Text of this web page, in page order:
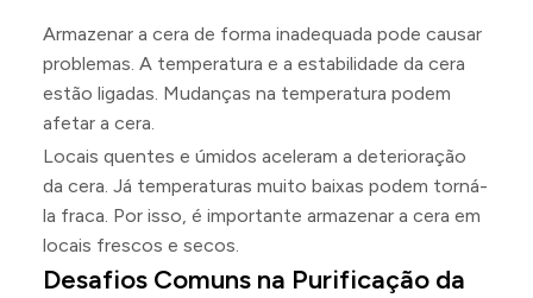
Armazenar a cera de forma inadequada pode causar
problemas. A temperatura e a estabilidade da cera
estão ligadas. Mudanças na temperatura podem
afetar a cera.
Locais quentes e úmidos aceleram a deterioração
da cera. Já temperaturas muito baixas podem torná-
la fraca. Por isso, é importante armazenar a cera em
locais frescos e secos.
Desafios Comuns na Purificação da